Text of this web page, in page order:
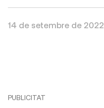
14 de setembre de 2022
PUBLICITAT